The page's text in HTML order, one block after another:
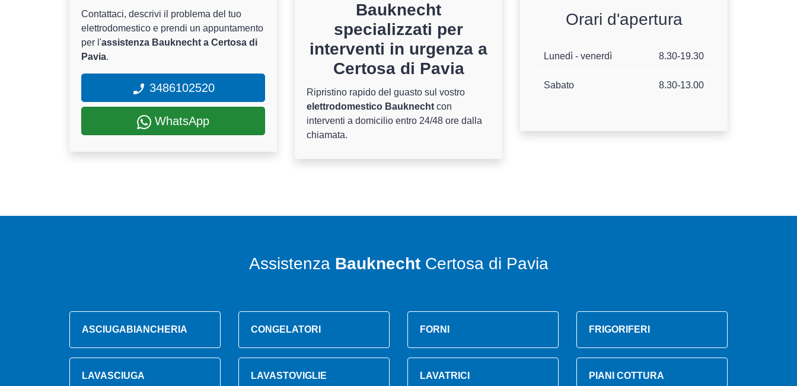
Contattaci, descrivi il problema del tuo
elettrodomestico e prendi un appuntamento
per l'assistenza Bauknecht a Certosa di
Pavia.
3486102520
WhatsApp
Bauknecht
specializzati per
interventi in urgenza a
Certosa di Pavia
Ripristino rapido del guasto sul vostro
elettrodomestico Bauknecht con
interventi a domicilio entro 24/48 ore dalla
chiamata.
Orari d'apertura
Lunedì - venerdì 8.30-19.30
Sabato 8.30-13.00
Assistenza BauknechtCertosa di Pavia
ASCIUGABIANCHERIA CONGELATORI FORNI FRIGORIFERI
LAVASCIUGA LAVASTOVIGLIE LAVATRICI PIANI COTTURA